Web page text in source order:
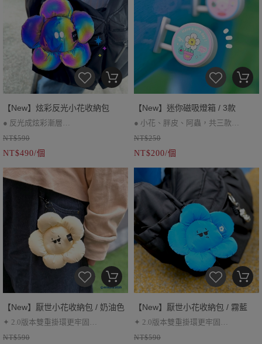
【New】炫彩反光小花收納包
● 反光成炫彩漸層
● 2.0版本雙重掛環更牢固
● 耳機包、小零錢包
NT$590
NT$490/個
【New】迷你磁吸燈箱 / 3款
● 小花、胖皮、阿蟲，共三款
● 磁吸功能、調節開關可發光
NT$250
NT$200/個
【New】厭世小花收納包 / 奶油色
✦ 2.0版本雙重掛環更牢固
✦ 耳機包、小零錢包
NT$590
【New】厭世小花收納包 / 霧藍
✦ 2.0版本雙重掛環更牢固
✦ 耳機包、小零錢包
NT$590